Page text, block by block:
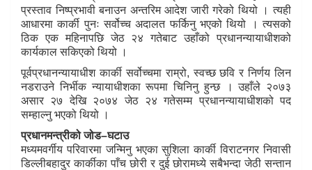
प्रस्ताव निष्प्रभावी बनाउन अन्तरिम आदेश जारी गरेको थियो । त्यही
आधारमा कार्की पुनः सर्वोच्च अदालत फर्किनु भएको थियो । त्यसको
ठिक एक महिनापछि जेठ २४ गतेबाट उहाँको प्रधानन्यायाधीशको
कार्यकाल सकिएको थियो ।
पूर्वप्रधानन्यायाधीश कार्की सर्वोच्चमा राम्रो, स्वच्छ छवि र निर्णय लिन
नडराउने निर्भीक न्यायाधीशका रूपमा चिनिनु हुन्छ । उहाँले २०७३
असार २७ देखि २०७४ जेठ २४ गतेसम्म प्रधानन्यायाधीशको पद
सम्हाल्नु भएको थियो ।
प्रधानमन्त्रीको जोड–घटाउ
मध्यमवर्गीय परिवारमा जन्मिनु भएका सुशिला कार्की विराटनगर निवासी
डिल्लीबहादुर कार्कीका पाँच छोरी र दुई छोरामध्ये सबैभन्दा जेठी सन्तान